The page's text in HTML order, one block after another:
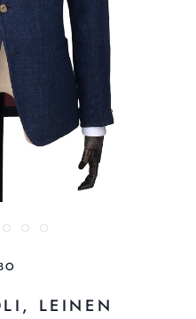
LEINEN